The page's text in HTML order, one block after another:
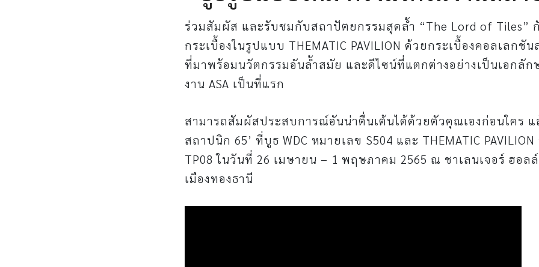
ร่วมสัมผัส และรับชมกับสถาปัตยกรรมสุดล้ำ “The Lord of Tiles”
กระเบื้องในรูปแบบ THEMATIC PAVILION ด้วยกระเบื้องคอลเลกชัน
ที่มาพร้อมนวัตกรรมอันล้ำสมัย และดีไซน์ที่แตกต่างอย่างเป็นเอกลัก
งาน ASA เป็นที่แรก
สามารถสัมผัสประสบการณ์อันน่าตื่นเต้นได้ด้วยตัวคุณเองก่อนใคร แ
สถาปนิก 65’ ที่บูธ WDC หมายเลข S504 และ THEMATIC
TP08 ในวันที่ 26 เมษายน – 1 พฤษภาคม 2565 ณ ชาเลนเจอร์ ฮอล
เมืองทองธานี